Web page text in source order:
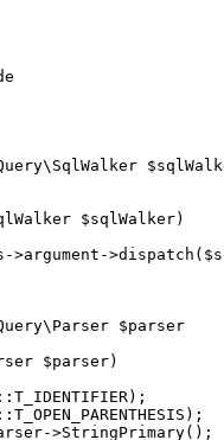
$sqlWalker)
->argument ->dispatch (
$parser
$parser)
:: T_IDENTIFIER);
:: T_OPEN_PARENTHESIS );
->StringPrimary();